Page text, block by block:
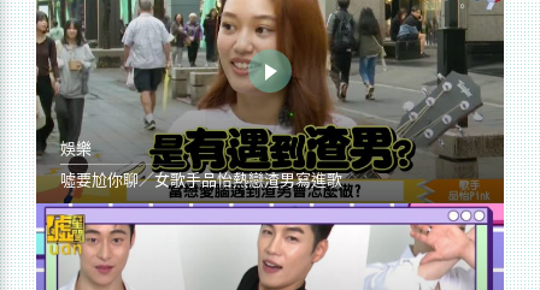
娛樂
噓要尬你聊／女歌手品怡熱戀渣男寫進歌